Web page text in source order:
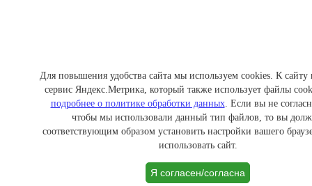
Для повышения удобства сайта мы используем cookies. К сайту
сервис Яндекс.Метрика, который также использует файлы
подробнее о политике обработки данных. Если вы не
чтобы мы использовали данный тип файлов, то вы
соответствующим образом установить настройки вашего
использовать сайт.
Я согласен/согласна